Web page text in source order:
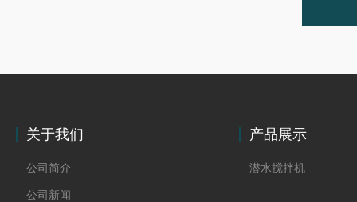
关于我们
公司简介
公司新闻
产品展示
潜水搅拌机